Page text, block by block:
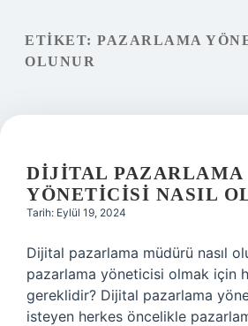
ETIKET: PAZARLAMA
OLUNUR
DIJITAL PAZARLAMA
YÖNETICISI NASIL
Tarih: Eylül 19, 2024
Dijital pazarlama müdürü nasıl
pazarlama yöneticisi olmak için
gereklidir? Dijital pazarlama
isteyen herkes öncelikle